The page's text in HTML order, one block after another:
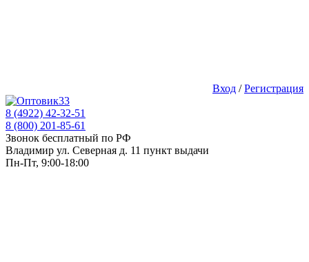
Вход /Регистрация
8 (4922) 42-32-51
8 (800) 201-85-61
Звонок бесплатный по РФ
Владимир ул. Северная д. 11 пункт выдачи
Пн-Пт, 9:00-18:00